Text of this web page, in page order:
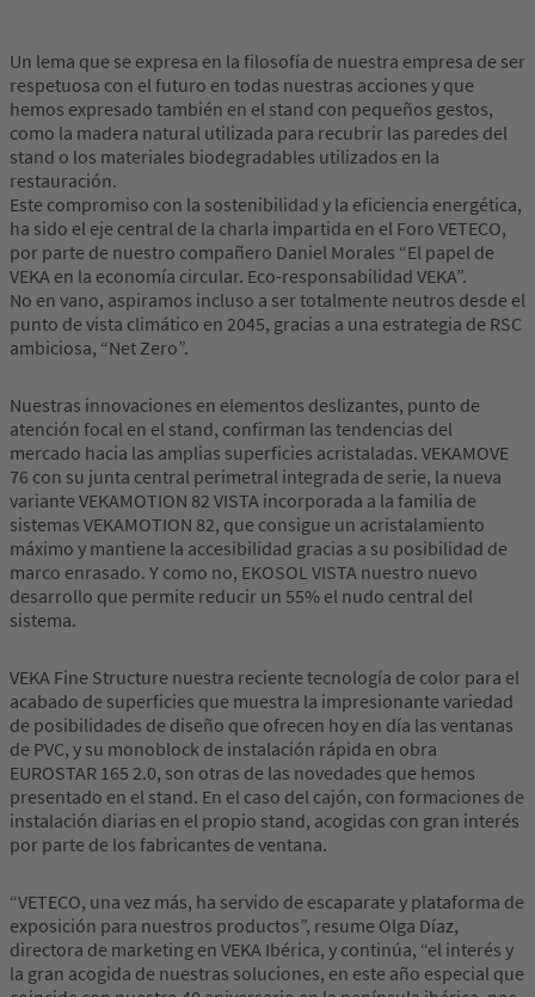
Un lema que se expresa en la filosofía de nuestra empresa de ser
respetuosa con el futuro en todas nuestras acciones y que
hemos expresado también en el stand con pequeños gestos,
como la madera natural utilizada para recubrir las paredes del
stand o los materiales biodegradables utilizados en la
restauración.
Este compromiso con la sostenibilidad y la eficiencia energética,
ha sido el eje central de la charla impartida en el Foro VETECO,
por parte de nuestro compañero Daniel Morales “El papel de
VEKA en la economía circular. Eco-responsabilidad VEKA”.
No en vano, aspiramos incluso a ser totalmente neutros desde el
punto de vista climático en 2045, gracias a una estrategia de RSC
ambiciosa, “Net Zero”.
Nuestras innovaciones en elementos deslizantes, punto de
atención focal en el stand, confirman las tendencias del
mercado hacia las amplias superficies acristaladas. VEKAMOVE
76 con su junta central perimetral integrada de serie, la nueva
variante VEKAMOTION 82 VISTA incorporada a la familia de
sistemas VEKAMOTION 82, que consigue un acristalamiento
máximo y mantiene la accesibilidad gracias a su posibilidad de
marco enrasado. Y como no, EKOSOL VISTA nuestro nuevo
desarrollo que permite reducir un 55% el nudo central del
sistema.
VEKA Fine Structure nuestra reciente tecnología de color para el
acabado de superficies que muestra la impresionante variedad
de posibilidades de diseño que ofrecen hoy en día las ventanas
de PVC, y su monoblock de instalación rápida en obra
EUROSTAR 165 2.0, son otras de las novedades que hemos
presentado en el stand. En el caso del cajón, con formaciones de
instalación diarias en el propio stand, acogidas con gran interés
por parte de los fabricantes de ventana.
“VETECO, una vez más, ha servido de escaparate y plataforma de
exposición para nuestros productos”, resume Olga Díaz,
directora de marketing en VEKA Ibérica, y continúa, “el interés y
la gran acogida de nuestras soluciones, en este año especial que